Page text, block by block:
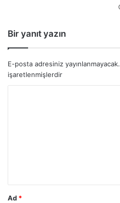
Bir yanıt yazın
E-posta adresiniz yayınlanmayacak.
işaretlenmişlerdir
Ad *